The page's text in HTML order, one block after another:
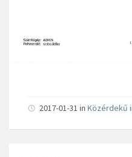
2017-01-31 in Közérdekű